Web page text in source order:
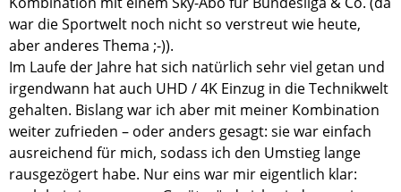
war die Sportwelt noch nicht so verstreut wie heute,
aber anderes Thema ;-)).
Im Laufe der Jahre hat sich natürlich sehr viel getan und
irgendwann hat auch UHD / 4K Einzug in die Technikwelt
gehalten. Bislang war ich aber mit meiner Kombination
weiter zufrieden – oder anders gesagt: sie war einfach
ausreichend für mich, sodass ich den Umstieg lange
rausgezögert habe. Nur eins war mir eigentlich klar: